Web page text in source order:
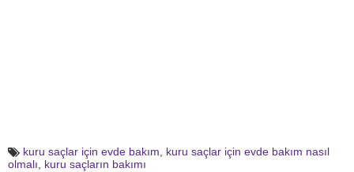
kuru saçlar için evde bakım, kuru saçlar için evde bakım nasıl
olmalı, kuru saçların bakımı